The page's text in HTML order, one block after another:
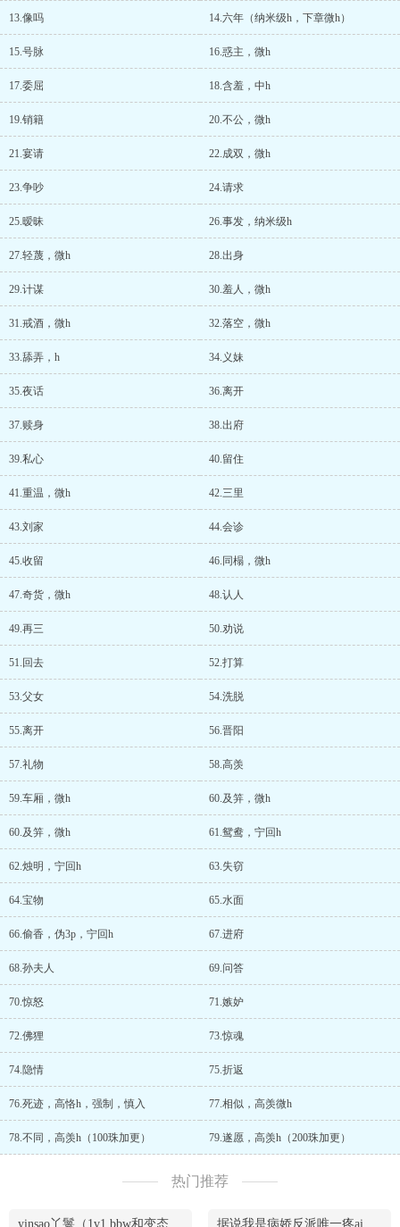
13.像吗 14.六年（纳米级h，下章微h）
15.号脉 16.惑主，微h
17.委屈 18.含羞，中h
19.销籍 20.不公，微h
21.宴请 22.成双，微h
23.争吵 24.请求
25.暧昧 26.事发，纳米级h
27.轻蔑，微h 28.出身
29.计谋 30.羞人，微h
31.戒酒，微h 32.落空，微h
33.舔弄，h 34.义妹
35.夜话 36.离开
37.赎身 38.出府
39.私心 40.留住
41.重温，微h 42.三里
43.刘家 44.会诊
45.收留 46.同榻，微h
47.奇货，微h 48.认人
49.再三 50.劝说
51.回去 52.打算
53.父女 54.洗脱
55.离开 56.晋阳
57.礼物 58.高羡
59.车厢，微h 60.及笄，微h
60.及笄，微h 61.鸳鸯，宁回h
62.烛明，宁回h 63.失窃
64.宝物 65.水面
66.偷香，伪3p，宁回h 67.进府
68.孙夫人 69.问答
70.惊怒 71.嫉妒
72.佛狸 73.惊魂
74.隐情 75.折返
76.死迹，高恪h，强制，慎入 77.相似，高羡微h
78.不同，高羡h（100珠加更） 79.遂愿，高羡h（200珠加更）
热门推荐